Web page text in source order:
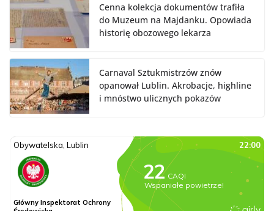
Cenna kolekcja dokumentów trafiła
do Muzeum na Majdanku. Opowiada
historię obozowego lekarza
Carnaval Sztukmistrzów znów
opanował Lublin. Akrobacje, highline
i mnóstwo ulicznych pokazów